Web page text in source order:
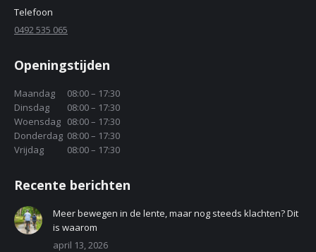
Telefoon
0492 535 065
Openingstijden
Maandag
08:00 – 17:30
Dinsdag
08:00 – 17:30
Woensdag 08:00 – 17:30
Donderdag 08:00 – 17:30
Vrijdag
08:00 – 17:30
Recente berichten
Meer bewegen in de lente, maar nog steeds klachten? Dit
is waarom
april 13, 2026